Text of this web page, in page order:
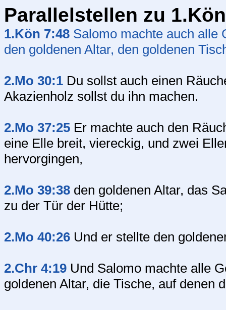
Parallelstellen zu
1.Kön 7:48 Salomo machte auch alle
den goldenen Altar, den goldenen
2.Mo 30:1 Du sollst auch einen
Akazienholz sollst du ihn machen.
2.Mo 37:25 Er machte auch den
eine Elle breit, viereckig, und zwei
hervorgingen,
2.Mo 39:38 den goldenen Altar, das
zu der Tür der Hütte;
2.Mo 40:26 Und er stellte den
2.Chr 4:19 Und Salomo machte alle
goldenen Altar, die Tische, auf denen